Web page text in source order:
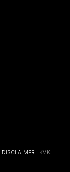
DISCLAIMER | KVK: